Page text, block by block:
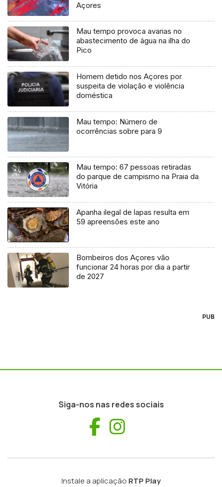
Açores
Mau tempo provoca avarias no
abastecimento de água na ilha do
Pico
Homem detido nos Açores por
suspeita de violação e violência
doméstica
Mau tempo: Número de
ocorrências sobre para 9
Mau tempo: 67 pessoas retiradas
do parque de campismo na Praia da
Vitória
Apanha ilegal de lapas resulta em
59 apreensões este ano
Bombeiros dos Açores vão
funcionar 24 horas por dia a partir
de 2027
PUB
Siga-nos nas redes sociais
Facebook
Instale a aplicação RTP Play